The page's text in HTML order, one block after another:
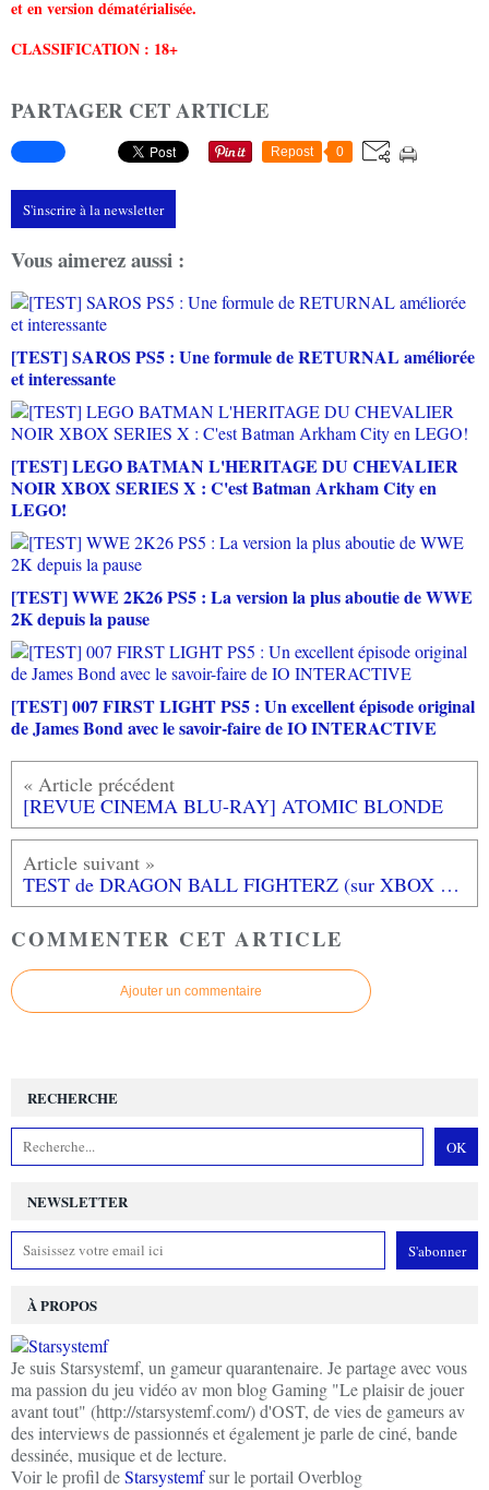
et en version dématérialisée.
CLASSIFICATION : 18+
PARTAGER CET ARTICLE
Repost 0
S'inscrire à la newsletter
Vous aimerez aussi :
[TEST] SAROS PS5 : Une formule de RETURNAL améliorée
et interessante
[TEST] LEGO BATMAN L'HERITAGE DU CHEVALIER
NOIR XBOX SERIES X : C'est Batman Arkham City en
LEGO!
[TEST] WWE 2K26 PS5 : La version la plus aboutie de WWE
2K depuis la pause
[TEST] 007 FIRST LIGHT PS5 : Un excellent épisode original
de James Bond avec le savoir-faire de IO INTERACTIVE
[REVUE CINEMA BLU-RAY] ATOMIC BLONDE
TEST de DRAGON BALL FIGHTERZ (sur XBOX ONE X): le jeu vidéo DRAGON BALL ultime!
COMMENTER CET ARTICLE
Ajouter un commentaire
NEWSLETTER
RECHERCHE
À PROPOS
Je suis Starsystemf, un gameur quarantenaire. Je partage avec vous
ma passion du jeu vidéo av mon blog Gaming "Le plaisir de jouer
avant tout" (http://starsystemf.com/) d'OST, de vies de gameurs av
des interviews de passionnés et également je parle de ciné, bande
dessinée, musique et de lecture.
Voir le profil deStarsystemfsur le portail Overblog